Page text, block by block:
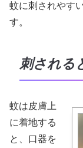
蚊に刺されやす
す。
刺される
蚊は皮膚上
に着地する
と、口器を